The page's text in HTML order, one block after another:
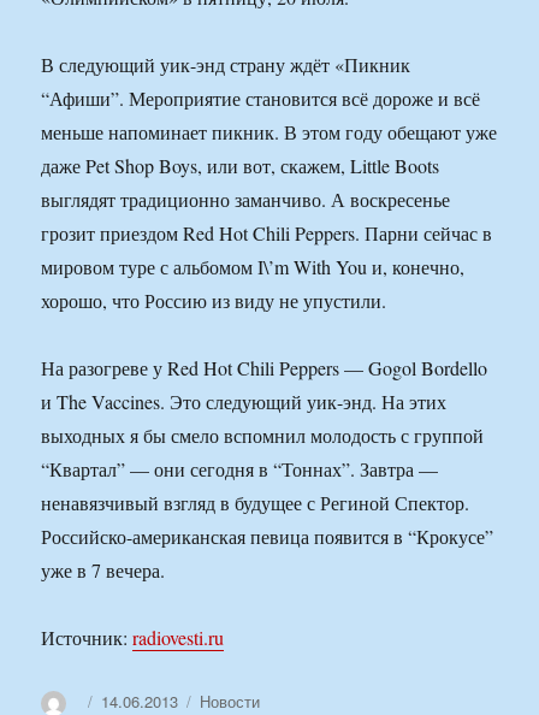
В следующий уик-энд страну ждёт «Пикник
“Афиши”. Мероприятие становится всё дороже и всё
меньше напоминает пикник. В этом году обещают уже
даже Pet Shop Boys, или вот, скажем, Little Boots
выглядят традиционно заманчиво. А воскресенье
грозит приездом Red Hot Chili Peppers. Парни сейчас в
мировом туре с альбомом I\’m With You и, конечно,
хорошо, что Россию из виду не упустили.
На разогреве у Red Hot Chili Peppers — Gogol Bordello
и The Vaccines. Это следующий уик-энд. На этих
выходных я бы смело вспомнил молодость с группой
“Квартал” — они сегодня в “Тоннах”. Завтра —
ненавязчивый взгляд в будущее с Региной Спектор.
Российско-американская певица появится в “Крокусе”
уже в 7 вечера.
Источник:radiovesti.ru
АвторОпубликовано
14.06.2013 Рубрики
Новости